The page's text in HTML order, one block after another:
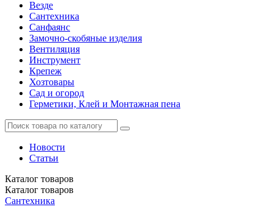
Везде
Сантехника
Санфаянс
Замочно-скобяные изделия
Вентиляция
Инструмент
Крепеж
Хозтовары
Сад и огород
Герметики, Клей и Монтажная пена
Новости
Статьи
Каталог товаров
Каталог товаров
Сантехника